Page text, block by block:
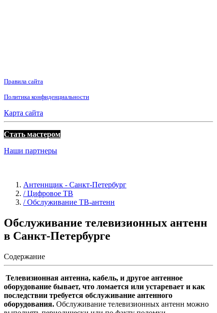
Правила сайта
Политика конфиденциальности
Карта сайта
Стать мастером
Наши партнеры
Антеннщик - Санкт-Петербург
/ Цифровое ТВ
/ Обслуживание ТВ-антенн
Обслуживание телевизионных антенн
в Санкт-Петербурге
Содержание
Телевизионная антенна, кабель, и другое антенное
оборудование бывает, что ломается или устаревает и как
последствии требуется обслуживание антенного
оборудования. Обслуживание телевизионных антенн можно